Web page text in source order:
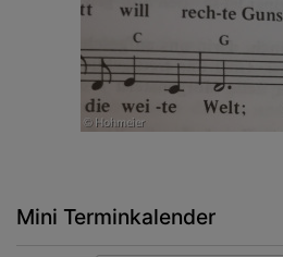
Mini Terminkalender